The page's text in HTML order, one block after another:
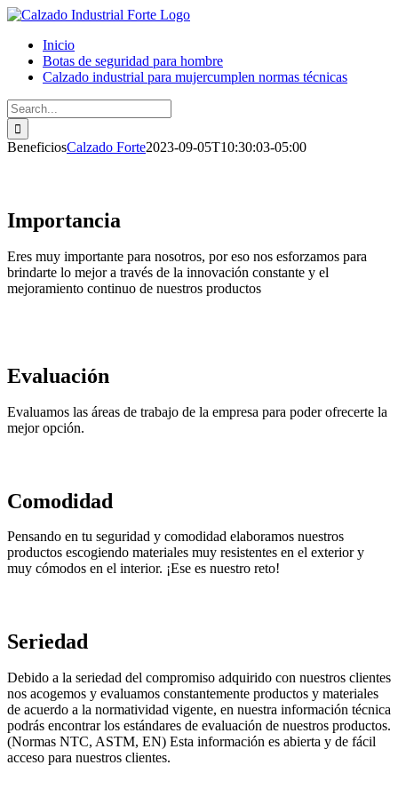
Skip
contentInicio
Botas de seguridad para hombre
Calzado industrial para mujercumplen normas técnicas
Search
for:
BeneficiosCalzado Forte2023-09-05T10:30:03-05:00
Importancia
Eres muy importante para nosotros, por eso nos esforzamos para
brindarte lo mejor a través de la innovación constante y el
mejoramiento continuo de nuestros productos
Evaluación
Evaluamos las áreas de trabajo de la empresa para poder ofrecerte la
mejor opción.
Comodidad
Pensando en tu seguridad y comodidad elaboramos nuestros
productos escogiendo materiales muy resistentes en el exterior y
muy cómodos en el interior. ¡Ese es nuestro reto!
Seriedad
Debido a la seriedad del compromiso adquirido con nuestros clientes
nos acogemos y evaluamos constantemente productos y materiales
de acuerdo a la normatividad vigente, en nuestra información técnica
podrás encontrar los estándares de evaluación de nuestros productos.
(Normas NTC, ASTM, EN) Esta información es abierta y de fácil
acceso para nuestros clientes.